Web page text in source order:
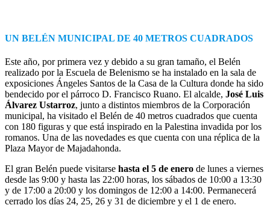
UN BELÉN MUNICIPAL DE 40 METROS CUADRADOS
Este año, por primera vez y debido a su gran tamaño, el Belén
realizado por la Escuela de Belenismo se ha instalado en la sala de
exposiciones Ángeles Santos de la Casa de la Cultura donde ha sido
bendecido por el párroco D. Francisco Ruano. El alcalde, José Luis
Álvarez Ustarroz, junto a distintos miembros de la Corporación
municipal, ha visitado el Belén de 40 metros cuadrados que cuenta
con 180 figuras y que está inspirado en la Palestina invadida por los
romanos. Una de las novedades es que cuenta con una réplica de la
Plaza Mayor de Majadahonda.
El gran Belén puede visitarse hasta el 5 de enero de lunes a viernes
desde las 9:00 y hasta las 22:00 horas, los sábados de 10:00 a 13:30
y de 17:00 a 20:00 y los domingos de 12:00 a 14:00. Permanecerá
cerrado los días 24, 25, 26 y 31 de diciembre y el 1 de enero.